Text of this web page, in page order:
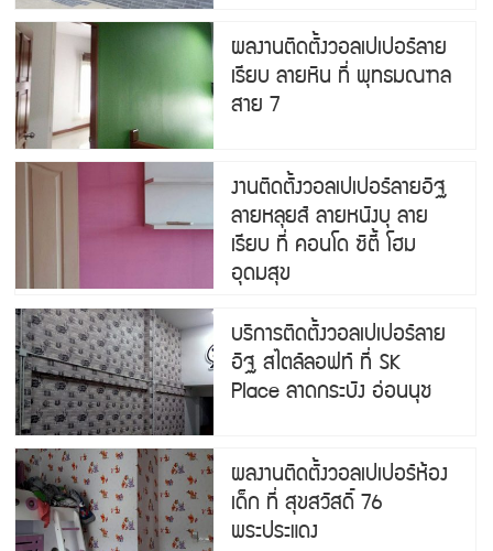
ผลงานติดตั้งวอลเปเปอร์ลาย
เรียบ ลายหิน ที่ พุทธมณฑล
สาย 7
งานติดตั้งวอลเปเปอร์ลายอิฐ
ลายหลุยส์ ลายหนังบุ ลาย
เรียบ ที่ คอนโด ซิตี้ โฮม
อุดมสุข
บริการติดตั้งวอลเปเปอร์ลาย
อิฐ สไตล์ลอฟท์ ที่ SK
Place ลาดกระบัง อ่อนนุช
ผลงานติดตั้งวอลเปเปอร์ห้อง
เด็ก ที่ สุขสวัสดิ์ 76
พระประแดง